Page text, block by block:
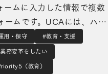
ームです。UCAには、ハー
・ホプキンスなどの名門大
、日本の大学が日本語で
年入試改革における多
用・保守 #教育・支援
務変革をしたい
（教育）